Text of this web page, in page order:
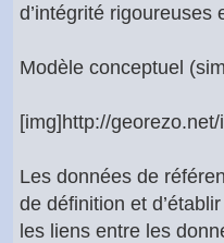
d’intégrité rigoureuses
Modèle conceptuel
[img]http://
Les données de
de définition et
les liens entre les